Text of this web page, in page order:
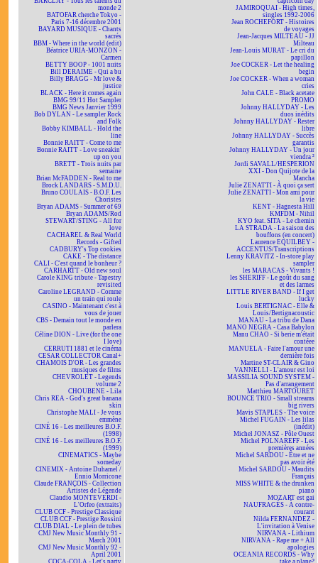
monde 2
BATOFAR cherche Tokyo -
Paris 7-16 décembre 2001
BAYARD MUSIQUE - Chants
sacrés
BBM - Where in the world (edit)
Béatrice URIA-MONZON -
Carmen
BETTY BOOP - 1001 nuits
Bill DERAIME - Qui a bu
Billy BRAGG - Mr love &
justice
BLACK - Here it comes again
BMG 99/11 Hot Sampler
BMG News Janvier 1999
Bob DYLAN - Le sampler Rock
and Folk
Bobby KIMBALL - Hold the
line
Bonnie RAITT - Come to me
Bonnie RAITT - Love sneakin'
up on you
BRETT - Trois nuits par
semaine
Brian McFADDEN - Real to me
Brock LANDARS - S.M.D.U.
Bruno COULAIS - B.O.F. Les
Choristes
Bryan ADAMS - Summer of 69
Bryan ADAMS/Rod
STEWART/STING - All for
love
CACHAREL & Real World
Records - Gifted
CADBURY's Top cookies
CAKE - The distance
CALI - C'est quand le bonheur ?
CARHARTT - Old new soul
Carole KING tribute - Tapestry
revisited
Caroline LEGRAND - Comme
un train qui roule
CASINO - Maintenant c'est à
vous de jouer
CBS - Demain tout le monde en
parlera
Céline DION - Live (for the one
I love)
CERRUTI 1881 et le cinéma
CESAR COLLECTOR Canal+
CHAMOIS D'OR - Les grandes
musiques de films
CHEVROLET - Legends
volume 2
CHOUBENE - Lila
Chris REA - God's great banana
skin
Christophe MALI - Je vous
emmène
CINÉ 16 - Les meilleures B.O.F.
(1998)
CINÉ 16 - Les meilleures B.O.F.
(1999)
CINEMATICS - Maybe
someday
CINEMIX - Antoine Duhamel /
Ennio Morricone
Claude FRANÇOIS - Collection
Artistes de Légende
Claudio MONTEVERDI -
L'Orfeo (extraits)
CLUB CCF - Prestige Classique
CLUB CCF - Prestige Rossini
CLUB DIAL - Le plein de tubes
CMJ New Music Monthly 91 -
March 2001
CMJ New Music Monthly 92 -
April 2001
COCA-COLA - Let's party
JAMIROQUAI - High times,
singles 1992-2006
Jean ROCHEFORT - Histoires
de voyages
Jean-Jacques MILTEAU - JJ
Milteau
Jean-Louis MURAT - Le cri du
papillon
Joe COCKER - Let the healing
begin
Joe COCKER - When a woman
cries
John CALE - Black acetate
PROMO
Johnny HALLYDAY - Les
duos inédits
Johnny HALLYDAY - Rester
libre
Johnny HALLYDAY - Succès
garantis
Johnny HALLYDAY - Un jour
viendra ²
Jordi SAVALL/HESPERION
XXI - Don Quijote de la
Mancha
Julie ZENATTI - À quoi ça sert
Julie ZENATTI - Mon ami pour
la vie
KENT - Hagnesta Hill
KMFDM - Nihil
KYO feat. SITA - Le chemin
LA STRADA - La saison des
bouffons (en concert)
Laurence EQUILBEY -
ACCENTUS/Transcriptions
Lenny KRAVITZ - In-store play
sampler
les MARACAS - Vivants !
les SHERIFF - Le goût du sang
et des larmes
LITTLE RIVER BAND - If I get
lucky
Louis BERTIGNAC - Elle &
Louis/Bertignacoustic
MANAU - La tribu de Dana
MANO NEGRA - Casa Babylon
Manu CHAO - Si berie m'était
contéee
MANUELA - Faire l'amour une
dernière fois
Martine ST-CLAIR & Gino
VANNELLI - L'amour est loi
MASSILIA SOUND SYSTEM -
Pas d'arrangement
Matthieu MARTOURET
BOUNCE TRIO - Small streams
big rivers
Mavis STAPLES - The voice
Michel FUGAIN - Les lilas
(inédit)
Michel JONASZ - Pôle Ouest
Michel POLNAREFF - Les
premières années
Michel SARDOU - Être et ne
pas avoir été
Michel SARDOU - Maudits
Français
MISS WHITE & the drunken
piano
MOZART est gai
NAUFRAGÉS - À contre-
courant
Nilda FERNANDEZ -
L'invitation à Venise
NIRVANA - Lithium
NIRVANA - Rape me + All
apologies
OCEANIA RECORDS - Why
take a plane?